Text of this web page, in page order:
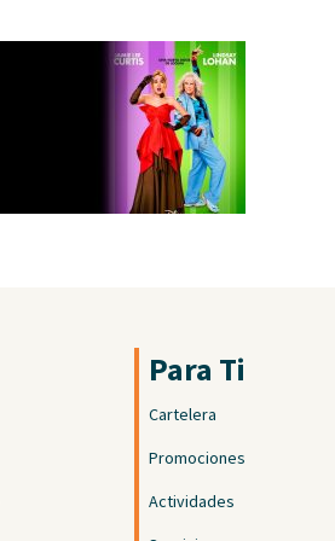
Para Ti
Cartelera
Promociones
Actividades